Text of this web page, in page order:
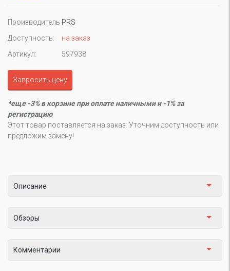
Производитель PRS
Доступность:
на заказ
Артикул:
597938
Запросить цену
*еще -3% в корзине при оплате наличными и -1% за
регистрацию
Этот товар поставляется на заказ. Уточним доступность или
предложим замену!
Описание
Обзоры
Комментарии